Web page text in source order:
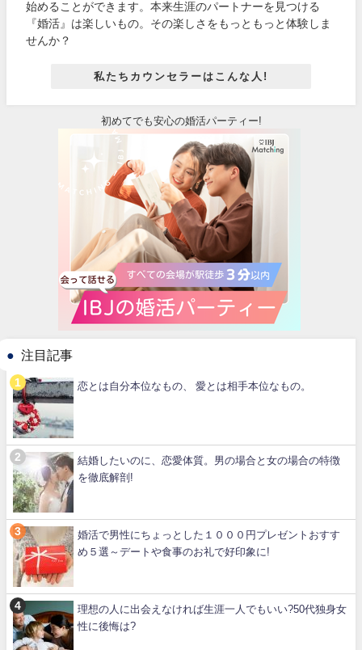
始めることができます。本来生涯のパートナーを見つける
『婚活』は楽しいもの。その楽しさをもっともっと体験しま
せんか？
私たちカウンセラーはこんな人!
初めてでも安心の婚活パーティー!
注目記事
恋とは自分本位なもの、 愛とは相手本位なもの。
結婚したいのに、恋愛体質。男の場合と女の場合の特徴
を徹底解剖!
婚活で男性にちょっとした１０００円プレゼントおすす
め５選～デートや食事のお礼で好印象に!
理想の人に出会えなければ生涯一人でもいい?50代独身女
性に後悔は?